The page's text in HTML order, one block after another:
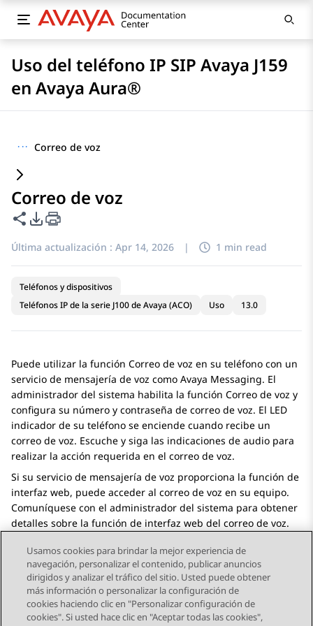
Uso del teléfono IP SIP Avaya J159
en Avaya Aura®
··· Correo de voz
Correo de voz
Compartir esta página
Opciones de exportación de PDF
Última actualización : Apr 14, 2026 | 1 min read
Teléfonos y dispositivos
Teléfonos IP de la serie J100 de Avaya (ACO)
Uso 13.0
Puede utilizar la función Correo de voz en su teléfono con un
servicio de mensajería de voz como Avaya Messaging. El
administrador del sistema habilita la función Correo de voz y
configura su número y contraseña de correo de voz. El LED
indicador de su teléfono se enciende cuando recibe un
correo de voz. Escuche y siga las indicaciones de audio para
realizar la acción requerida en el correo de voz.
Si su servicio de mensajería de voz proporciona la función de
interfaz web, puede acceder al correo de voz en su equipo.
Comuníquese con el administrador del sistema para obtener
detalles sobre la función de interfaz web del correo de voz.
Send Feedback
Usamos cookies para brindar la mejor experiencia de
navegación, personalizar el contenido, publicar anuncios
dirigidos y analizar el tráfico del sitio. Usted puede obtener
más información o personalizar la configuración de
cookies haciendo clic en "Personalizar configuración de
cookies". Si usted hace clic en "Aceptar todas las cookies",